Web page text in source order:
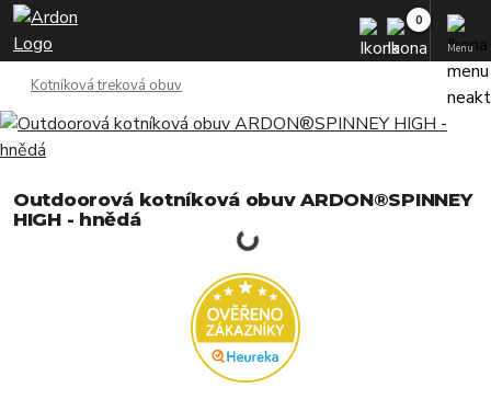
Menu
Kotníková treková obuv
Outdoorová kotníková obuv ARDON®SPINNEY
HIGH - hnědá